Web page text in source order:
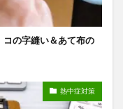
の字縫い＆あて布の
熱中症対策